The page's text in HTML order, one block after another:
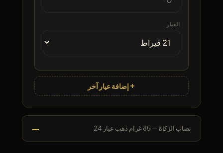
العيار
إضافة عيار آخر
نصاب الزكاة — 85 غرام ذهب عيار 24 —